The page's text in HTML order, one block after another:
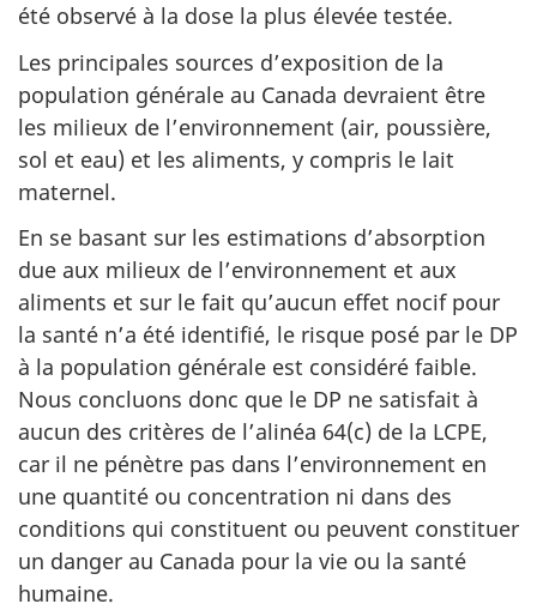
été observé à la dose la plus élevée testée.
Les principales sources d’exposition de la
population générale au Canada devraient être
les milieux de l’environnement (air, poussière,
sol et eau) et les aliments, y compris le lait
maternel.
En se basant sur les estimations d’absorption
due aux milieux de l’environnement et aux
aliments et sur le fait qu’aucun effet nocif pour
la santé n’a été identifié, le risque posé par le DP
à la population générale est considéré faible.
Nous concluons donc que le DP ne satisfait à
aucun des critères de l’alinéa 64(c) de la LCPE,
car il ne pénètre pas dans l’environnement en
une quantité ou concentration ni dans des
conditions qui constituent ou peuvent constituer
un danger au Canada pour la vie ou la santé
humaine.